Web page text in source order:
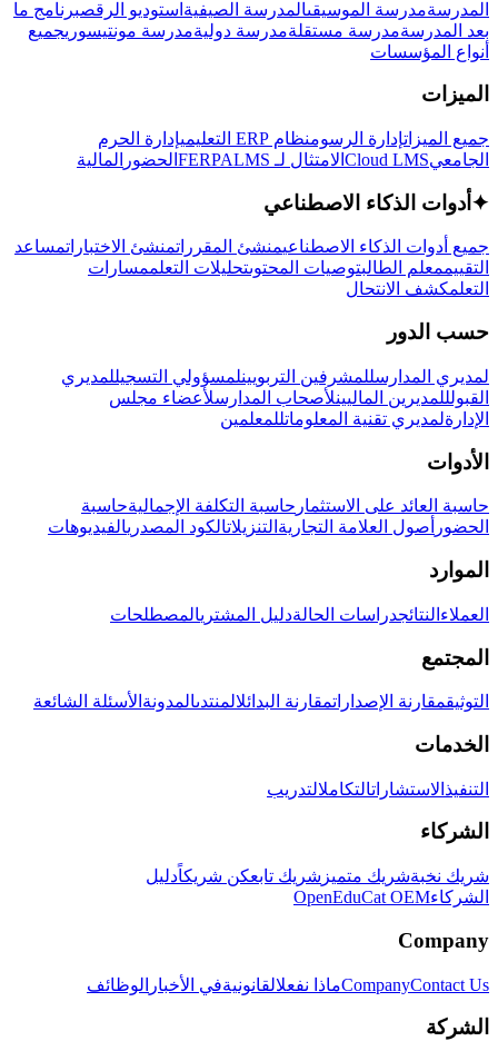
المدرسةمدرسة الموسيقىالمدرسة الصيفية استوديو الرقصبرنامج ما
بعد المدرسةمدرسة مستقلةمدرسة دوليةمدرسة مونتيسوريجميع
أنواع المؤسسات
الميزات
جميع الميزاتإدارة الرسومنظام ERP التعليمي
إدارة الحرم
الجامعيCloud LMS الامتثال لـ FERPA LMS الحضور المالية
✦ أدوات الذكاء الاصطناعي
جميع أدوات الذكاء الاصطناعيمنشئ المقرراتمنشئ الاختباراتمساعد
التقييممعلم الطالبتوصيات المحتوىتحليلات التعلممسارات
التعلمكشف الانتحال
حسب الدور
لمديري المدارسللمشرفين التربويينلمسؤولي التسجيللمديري
القبولللمديرين الماليينلأصحاب المدارسلأعضاء مجلس
الإدارةلمديري تقنية المعلوماتللمعلمين
الأدوات
حاسبة العائد على الاستثمار حاسبة التكلفة الإجماليةحاسبة
الحضور أصول العلامة التجارية التنزيلاتالكود المصدريالفيديوهات
الموارد
العملاء النتائجدراسات الحالةدليل المشتريالمصطلحات
المجتمع
التوثيقمقارنة الإصداراتمقارنة البدائلالمنتدىالمدونة الأسئلة الشائعة
الخدمات
التنفيذ الاستشاراتالتكاملالتدريب
الشركاء
شريك نخبةشريك متميز شريك تابعكن شريكاًدليل
الشركاءOpenEduCat OEM
Company
CompanyContact Us ماذا نفعلالقانونيةفي الأخبار الوظائف
الشركة